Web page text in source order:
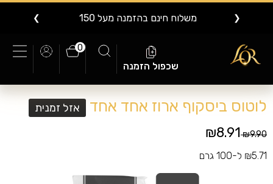
❮ משלוח חינם בהזמנה מעל 150 ❯
שכפול הזמנה
0
לוטוס ביסקוף ארוז אחד אחד אזל זמנית
Price reduced from
₪9.90
to
₪8.91
₪5.71 ל-100 גרם